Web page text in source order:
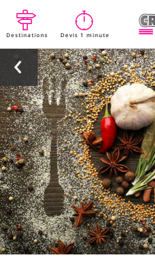
Destinations Devis 1 minute